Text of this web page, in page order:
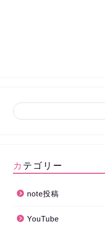
カテゴリー
note投稿
YouTube